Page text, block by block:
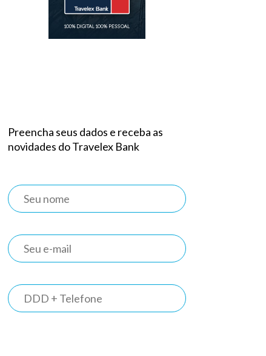
Preencha seus dados e receba as
novidades do Travelex Bank
TRAVELEX
BANK